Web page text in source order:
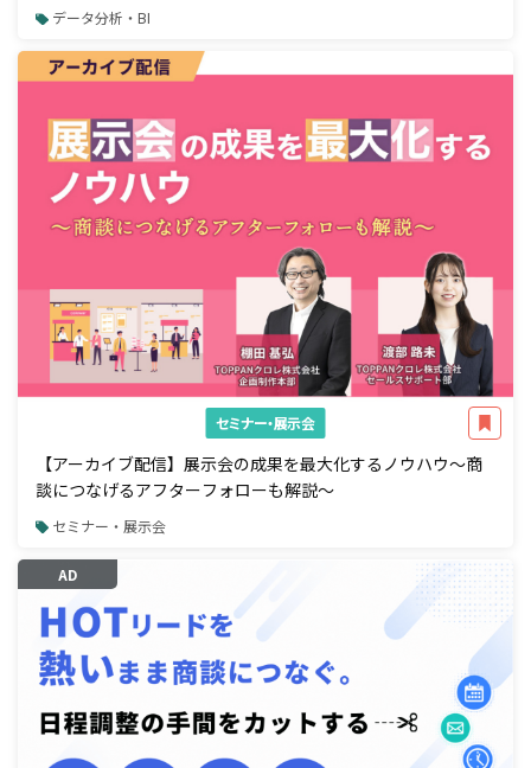
データ分析・BI
セミナー・展示会
【アーカイブ配信】展示会の成果を最大化するノウハウ～商
談につなげるアフターフォローも解説～
セミナー・展示会
AD